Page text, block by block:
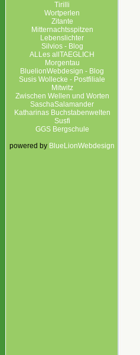
Tirilli
Wortperlen
Zitante
Mitternachtsspitzen
Lebenslichter
Silvios - Blog
ALLes allTAEGLICH
Morgentau
BluelionWebdesign - Blog
Susis Wollecke - Postfiliale
Mitwitz
Zwischen Wellen und Worten
SaschaSalamander
Katharinas Buchstabenwelten
Susfi
GGS Bergschule
powered by BlueLionWebdesign